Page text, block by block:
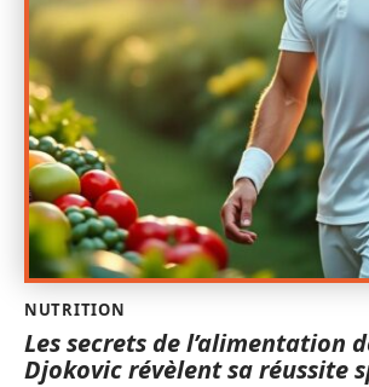
NUTRITION
Les secrets de l’alimentation
Djokovic révèlent sa réussite